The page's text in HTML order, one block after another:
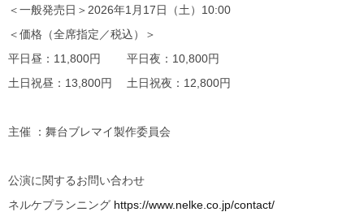
＜一般発売日＞2026年1月17日（土）10:00
＜価格（全席指定／税込）＞
平日昼：11,800円 平日夜：10,800円
土日祝昼：13,800円 土日祝夜：12,800円
主催 ：舞台ブレマイ製作委員会
公演に関するお問い合わせ
ネルケプランニング https://www.nelke.co.jp/contact/